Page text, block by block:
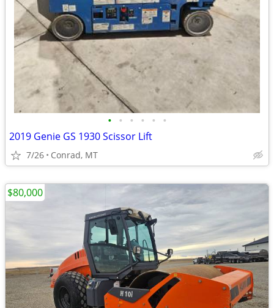
• • • • • •
2019 Genie GS 1930 Scissor Lift
7/26 Conrad, MT
$80,000